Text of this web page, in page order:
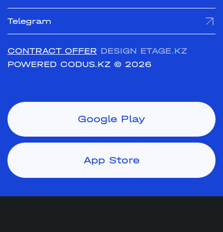
Telegram
CONTRACT OFFER DESIGN ETAGE.KZ
POWERED CODUS.KZ © 2026
Google Play
App Store